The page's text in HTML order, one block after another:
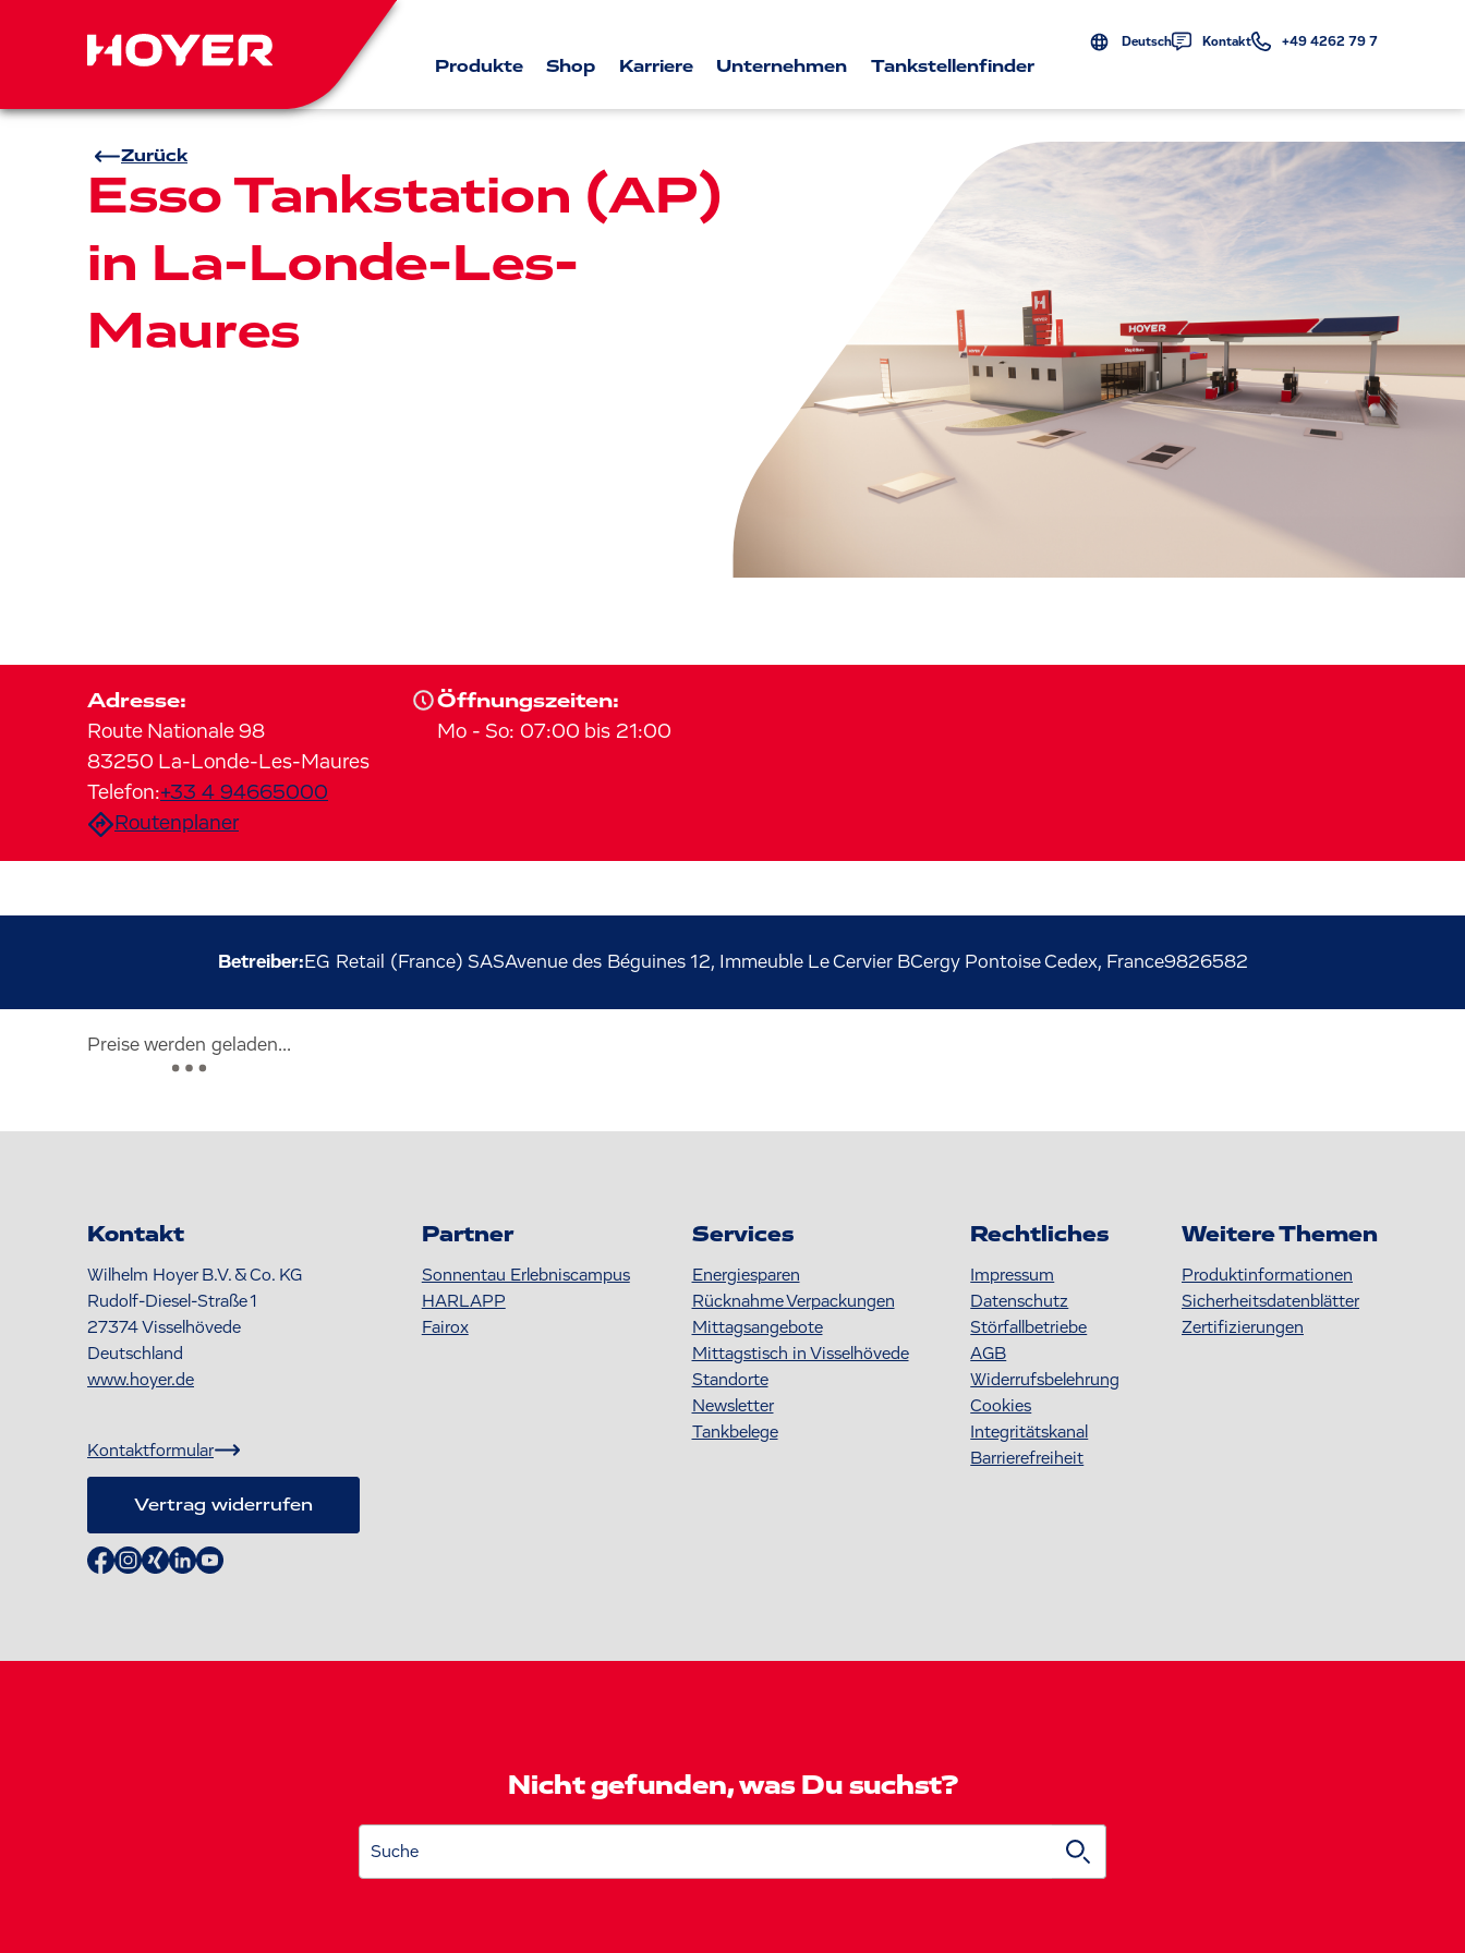
Deutsch Kontakt +49 4262 79 7
Produkte Shop Karriere Unternehmen Tankstellenfinder
Zurück
Esso Tankstation (AP)
in La-Londe-Les-
Maures
Adresse:
Route Nationale 98
83250 La-Londe-Les-Maures
Telefon:+33 4 94665000
Routenplaner
Öffnungszeiten:
Mo - So: 07:00 bis 21:00
Betreiber: EG Retail (France) SASAvenue des Béguines 12, Immeuble Le Cervier BCergy Pontoise Cedex, France9826582
Preise werden geladen...
Kontakt
Wilhelm Hoyer B.V. & Co. KG
Rudolf-Diesel-Straße 1
27374Visselhövede
Deutschland
www.hoyer.de
Kontaktformular
Vertrag widerrufen
Partner
Sonnentau Erlebniscampus
HARLAPP
Fairox
Services
Energiesparen
Rücknahme Verpackungen
Mittagsangebote
Mittagstisch in Visselhövede
Standorte
Newsletter
Tankbelege
Rechtliches
Impressum
Datenschutz
Störfallbetriebe
AGB
Widerrufsbelehrung
Cookies
Integritätskanal
Barrierefreiheit
Weitere Themen
Produktinformationen
S icherheitsdatenblätter
Zertifizierungen
Nicht gefunden, was Du suchst?
Suche